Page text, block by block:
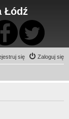
Łódź
Zaloguj się
się